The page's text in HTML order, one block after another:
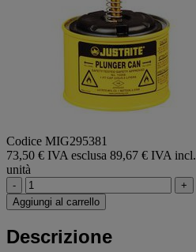
Codice MIG295381
73,50 € IVA esclusa 89,67 € IVA incl.
unità
-
+
Aggiungi al carrello
Descrizione